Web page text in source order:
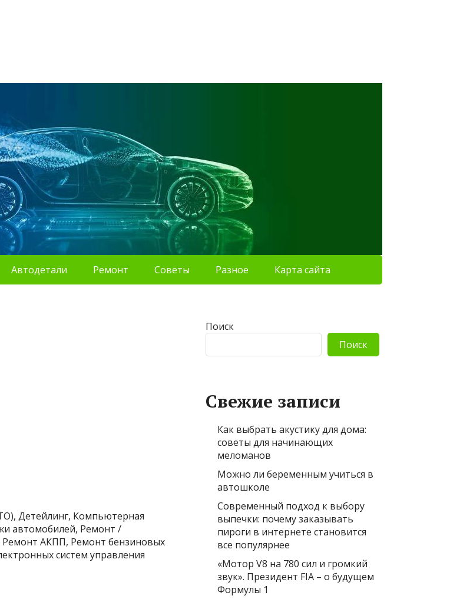
Автодетали Ремонт Советы Разное Карта сайта
Детейлинг, Компьютерная
автомобилей, Ремонт /
Ремонт АКПП, Ремонт бензиновых
систем управления
Поиск
Поиск
Свежие записи
Как выбрать акустику для дома:
советы для начинающих
меломанов
Можно ли беременным учиться в
автошколе
Современный подход к выбору
выпечки: почему заказывать
пироги в интернете становится
все популярнее
«Мотор V8 на 780 сил и громкий
звук». Президент FIA – о будущем
Формулы 1